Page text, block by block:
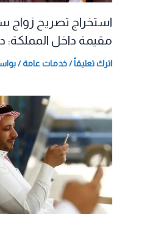
استخراج تصريح زواج
مقيمة داخل
اترك تعليقاً/خدمات عامة/